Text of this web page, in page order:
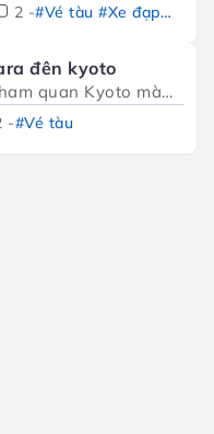
rẻ 😅. Lúc đầu
tốn kha khá tiền
chắc cũng ổn, vừa
mưa gió hay mùa
bạn bè mình thì
2 -#Vé tàu #Xe đạp
đên kyoto
quan Kyoto mà
Và cách
mình với
-#Vé tàu